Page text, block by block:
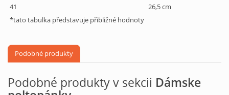
41
26,5 cm
*tato tabulka představuje přibližné hodnoty
Podobné produkty
Podobné produkty v sekcii Dámske